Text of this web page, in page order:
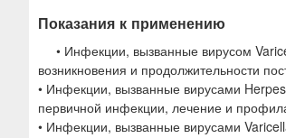
Показания к применению
• Инфекции, вызванные вирусом
возникновения и продолжительности
• Инфекции, вызванные вирусами
первичной инфекции, лечение и
• Инфекции, вызванные вирусами